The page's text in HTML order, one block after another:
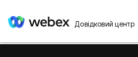
Довідковий центр